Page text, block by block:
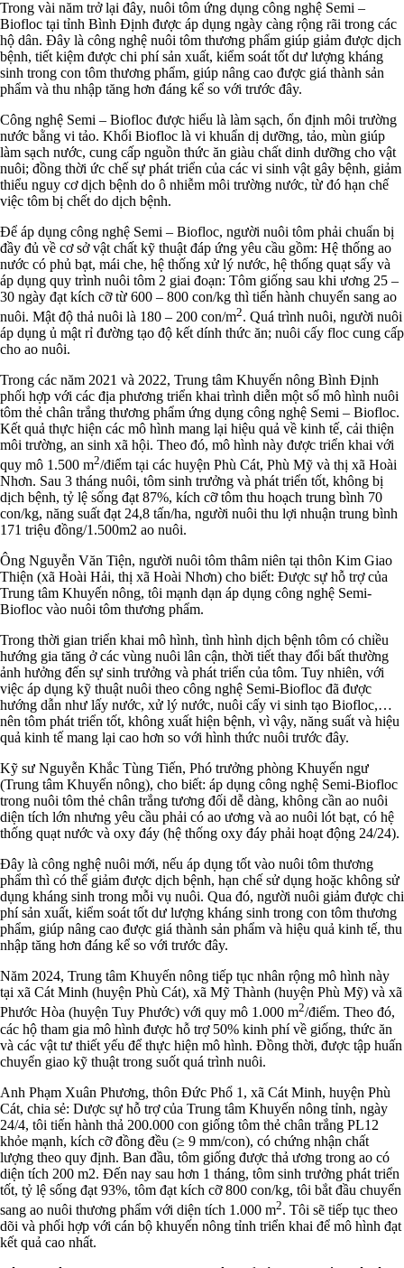
Trong vài năm trở lại đây, nuôi tôm ứng dụng công nghệ Semi –
Biofloc tại tỉnh Bình Định được áp dụng ngày càng rộng rãi trong các
hộ dân. Đây là công nghệ nuôi tôm thương phẩm giúp giảm được dịch
bệnh, tiết kiệm được chi phí sản xuất, kiểm soát tốt dư lượng kháng
sinh trong con tôm thương phẩm, giúp nâng cao được giá thành sản
phẩm và thu nhập tăng hơn đáng kể so với trước đây.
Công nghệ Semi – Biofloc được hiểu là làm sạch, ổn định môi trường
nước bằng vi tảo. Khối Biofloc là vi khuẩn dị dưỡng, tảo, mùn giúp
làm sạch nước, cung cấp nguồn thức ăn giàu chất dinh dưỡng cho vật
nuôi; đồng thời ức chế sự phát triển của các vi sinh vật gây bệnh, giảm
thiểu nguy cơ dịch bệnh do ô nhiễm môi trường nước, từ đó hạn chế
việc tôm bị chết do dịch bệnh.
Để áp dụng công nghệ Semi – Biofloc, người nuôi tôm phải chuẩn bị
đầy đủ về cơ sở vật chất kỹ thuật đáp ứng yêu cầu gồm: Hệ thống ao
nước có phủ bạt, mái che, hệ thống xử lý nước, hệ thống quạt sấy và
áp dụng quy trình nuôi tôm 2 giai đoạn: Tôm giống sau khi ương 25 –
30 ngày đạt kích cỡ từ 600 – 800 con/kg thì tiến hành chuyển sang ao
nuôi. Mật độ thả nuôi là 180 – 200 con/m2. Quá trình nuôi, người nuôi
áp dụng ủ mật rỉ đường tạo độ kết dính thức ăn; nuôi cấy floc cung cấp
cho ao nuôi.
Trong các năm 2021 và 2022, Trung tâm Khuyến nông Bình Định
phối hợp với các địa phương triển khai trình diễn một số mô hình nuôi
tôm thẻ chân trắng thương phẩm ứng dụng công nghệ Semi – Biofloc.
Kết quả thực hiện các mô hình mang lại hiệu quả về kinh tế, cải thiện
môi trường, an sinh xã hội. Theo đó, mô hình này được triển khai với
quy mô 1.500 m2/điểm tại các huyện Phù Cát, Phù Mỹ và thị xã Hoài
Nhơn. Sau 3 tháng nuôi, tôm sinh trưởng và phát triển tốt, không bị
dịch bệnh, tỷ lệ sống đạt 87%, kích cỡ tôm thu hoạch trung bình 70
con/kg, năng suất đạt 24,8 tấn/ha, người nuôi thu lợi nhuận trung bình
171 triệu đồng/1.500m2 ao nuôi.
Ông Nguyễn Văn Tiện, người nuôi tôm thâm niên tại thôn Kim Giao
Thiện (xã Hoài Hải, thị xã Hoài Nhơn) cho biết: Được sự hỗ trợ của
Trung tâm Khuyến nông, tôi mạnh dạn áp dụng công nghệ Semi-
Biofloc vào nuôi tôm thương phẩm.
Trong thời gian triển khai mô hình, tình hình dịch bệnh tôm có chiều
hướng gia tăng ở các vùng nuôi lân cận, thời tiết thay đổi bất thường
ảnh hưởng đến sự sinh trưởng và phát triển của tôm. Tuy nhiên, với
việc áp dụng kỹ thuật nuôi theo công nghệ Semi-Biofloc đã được
hướng dẫn như lấy nước, xử lý nước, nuôi cấy vi sinh tạo Biofloc,…
nên tôm phát triển tốt, không xuất hiện bệnh, vì vậy, năng suất và hiệu
quả kinh tế mang lại cao hơn so với hình thức nuôi trước đây.
Kỹ sư Nguyễn Khắc Tùng Tiến, Phó trưởng phòng Khuyến ngư
(Trung tâm Khuyến nông), cho biết: áp dụng công nghệ Semi-Biofloc
trong nuôi tôm thẻ chân trắng tương đối dễ dàng, không cần ao nuôi
diện tích lớn nhưng yêu cầu phải có ao ương và ao nuôi lót bạt, có hệ
thống quạt nước và oxy đáy (hệ thống oxy đáy phải hoạt động 24/24).
Đây là công nghệ nuôi mới, nếu áp dụng tốt vào nuôi tôm thương
phẩm thì có thể giảm được dịch bệnh, hạn chế sử dụng hoặc không sử
dụng kháng sinh trong mỗi vụ nuôi. Qua đó, người nuôi giảm được chi
phí sản xuất, kiểm soát tốt dư lượng kháng sinh trong con tôm thương
phẩm, giúp nâng cao được giá thành sản phẩm và hiệu quả kinh tế, thu
nhập tăng hơn đáng kể so với trước đây.
Năm 2024, Trung tâm Khuyến nông tiếp tục nhân rộng mô hình này
tại xã Cát Minh (huyện Phù Cát), xã Mỹ Thành (huyện Phù Mỹ) và xã
Phước Hòa (huyện Tuy Phước) với quy mô 1.000 m2/điểm. Theo đó,
các hộ tham gia mô hình được hỗ trợ 50% kinh phí về giống, thức ăn
và các vật tư thiết yếu để thực hiện mô hình. Đồng thời, được tập huấn
chuyển giao kỹ thuật trong suốt quá trình nuôi.
Anh Phạm Xuân Phương, thôn Đức Phổ 1, xã Cát Minh, huyện Phù
Cát, chia sẻ: Dược sự hỗ trợ của Trung tâm Khuyến nông tỉnh, ngày
24/4, tôi tiến hành thả 200.000 con giống tôm thẻ chân trắng PL12
khỏe mạnh, kích cỡ đồng đều (≥ 9 mm/con), có chứng nhận chất
lượng theo quy định. Ban đầu, tôm giống được thả ương trong ao có
diện tích 200 m2. Đến nay sau hơn 1 tháng, tôm sinh trưởng phát triển
tốt, tỷ lệ sống đạt 93%, tôm đạt kích cỡ 800 con/kg, tôi bắt đầu chuyển
sang ao nuôi thương phẩm với diện tích 1.000 m2. Tôi sẽ tiếp tục theo
dõi và phối hợp với cán bộ khuyến nông tỉnh triển khai để mô hình đạt
kết quả cao nhất.